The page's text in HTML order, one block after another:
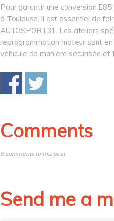
Pour garantir une conversion
à Toulouse, il est essentiel de
AUTOSPORT31. Les ateliers
reprogrammation moteur sont
véhicule de manière sécurisée et
Comments
0 comments to this post
Send me a